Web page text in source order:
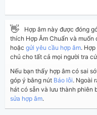
👋 Hợp âm này được đóng
thích Hợp Âm Chuẩn và muốn
hoặc gửi yêu cầu hợp âm.
chủ cho tất cả mọi người tra
Nếu bạn thấy hợp âm có sai
góp ý bằng nút Báo lỗi. Ngoài
hát có sẵn và lưu thành phiên
sửa hợp âm.